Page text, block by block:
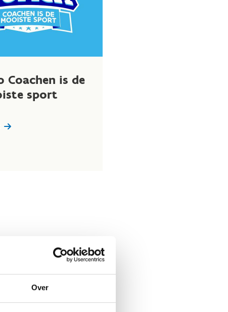
Over
Coachen is de
sport